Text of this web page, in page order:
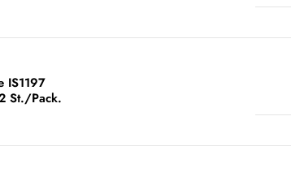
IS1197
St./Pack.